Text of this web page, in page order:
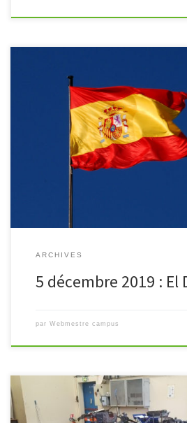
L’équipe d’espagnol organise le jeudi 5
E » : le jour de la langue espagnole. Ce
sera servi et un spectacle de flamenco
ARCHIVES
5 décembre 2019 : El
par Webmestre campus